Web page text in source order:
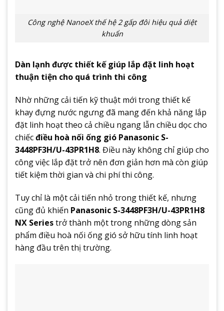
Công nghệ NanoeX thế hệ 2 gấp đôi hiệu quả diệt
khuẩn
Dàn lạnh được thiết kế giúp lắp đặt linh hoạt
thuận tiện cho quá trình thi công
Nhờ những cải tiến kỹ thuật mới trong thiết kế
khay đựng nước ngưng đã mang đến khả năng lắp
đặt linh hoạt theo cả chiều ngang lẫn chiều dọc cho
chiếcđiều hoà nối ống gió Panasonic S-
3448PF3H/U-43PR1H8. Điều này không chỉ giúp cho
công việc lắp đặt trở nên đơn giản hơn mà còn giúp
tiết kiệm thời gian và chi phí thi công.
Tuy chỉ là một cải tiến nhỏ trong thiết kế, nhưng
cũng đủ khiến Panasonic S-3448PF3H/U-43PR1H8
NX Seriestrở thành một trong những dòng sản
phẩm điều hoà nối ống gió sở hữu tính linh hoạt
hàng đầu trên thị trường.